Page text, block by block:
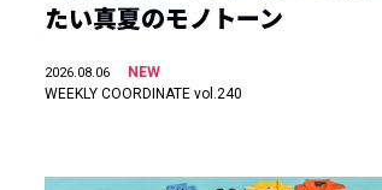
たい真夏のモノトーン
2026.08.06
NEW
WEEKLY COORDINATE vol.240